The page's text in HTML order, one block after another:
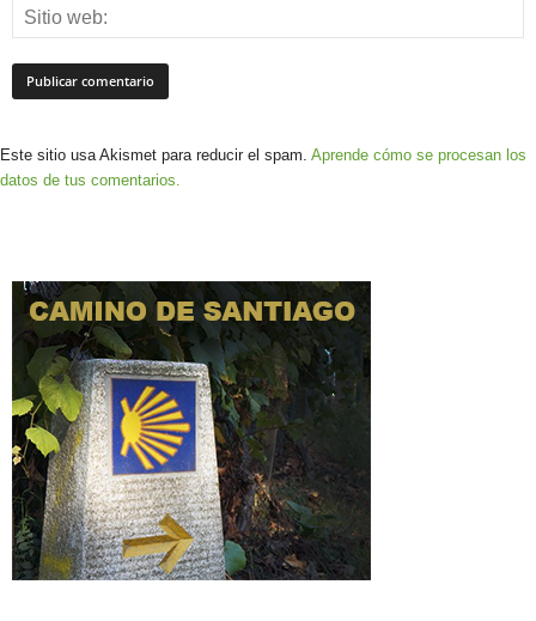
Este sitio usa Akismet para reducir el spam. Aprende cómo se procesan los
datos de tus comentarios.